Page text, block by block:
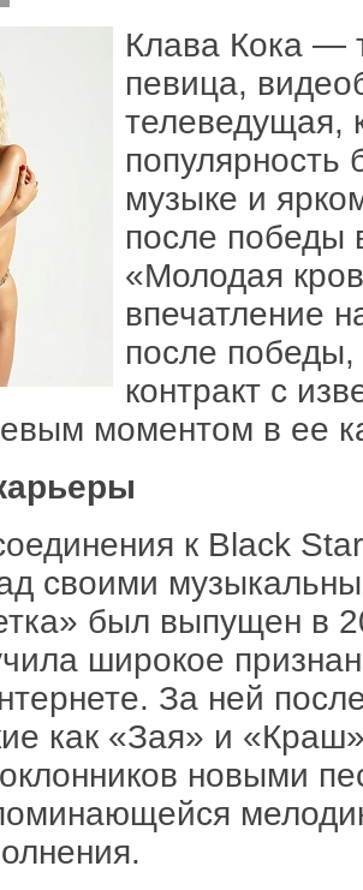
Клава Кока —
певица,
телеведущая,
популярность
музыке и
после победы
«Молодая
впечатление
после
контракт с
моментом в ее
к Black
своими
был выпущен в
широкое
За ней
как «Зая» и
новыми